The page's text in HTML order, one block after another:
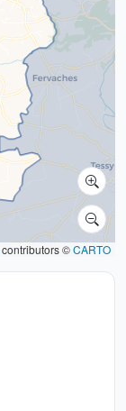
contributors ©CARTO